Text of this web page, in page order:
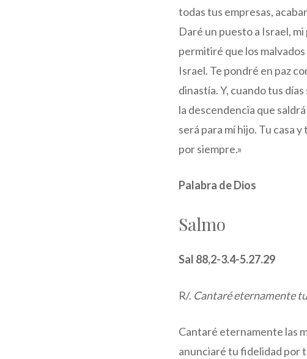
todas tus empresas,
Daré un puesto a Israel,
permitiré que los
Israel. Te pondré en paz
dinastía. Y, cuando tus
la descendencia que
será para mí hijo. Tu casa
por siempre.»
Palabra de Dios
Salmo
Sal 88,2-3.4-5.27.29
R/. Cantaré eternamente
Cantaré eternamente las
anunciaré tu fidelidad por